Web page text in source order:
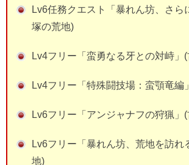
Lv6任務クエスト「暴れん坊、さら
塚の荒地)
Lv4フリー「蛮勇なる牙との対峙」
Lv4フリー「特殊闘技場：蛮顎竜編
Lv6フリー「アンジャナフの狩猟」
Lv6フリー「暴れん坊、荒地を訪れ
地)